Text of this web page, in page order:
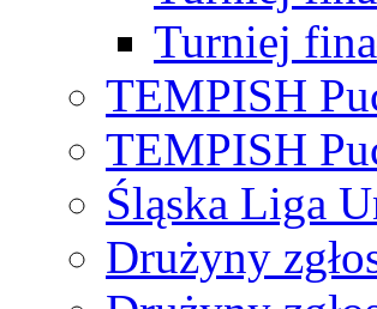
Turniej
TEMPISH
TEMPISH
Śląska Liga
Drużyny